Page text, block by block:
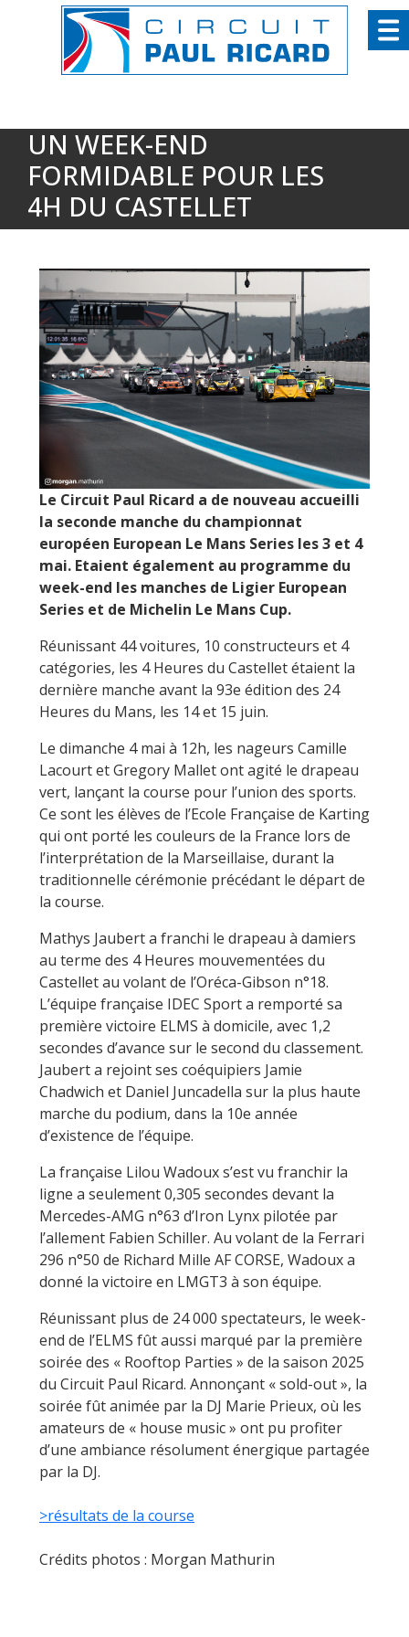
UN WEEK-END
FORMIDABLE POUR LES
4H DU CASTELLET
Le Circuit Paul Ricard a de nouveau accueilli
la seconde manche du championnat
européen European Le Mans Series les 3 et 4
mai. Etaient également au programme du
week-end les manches de Ligier European
Series et de Michelin Le Mans Cup.
Réunissant 44 voitures, 10 constructeurs et 4
catégories, les 4 Heures du Castellet étaient la
dernière manche avant la 93e édition des 24
Heures du Mans, les 14 et 15 juin.
Le dimanche 4 mai à 12h, les nageurs Camille
Lacourt et Gregory Mallet ont agité le drapeau
vert, lançant la course pour l’union des sports.
Ce sont les élèves de l’Ecole Française de Karting
qui ont porté les couleurs de la France lors de
l’interprétation de la Marseillaise, durant la
traditionnelle cérémonie précédant le départ de
la course.
Mathys Jaubert a franchi le drapeau à damiers
au terme des 4 Heures mouvementées du
Castellet au volant de l’Oréca-Gibson n°18.
L’équipe française IDEC Sport a remporté sa
première victoire ELMS à domicile, avec 1,2
secondes d’avance sur le second du classement.
Jaubert a rejoint ses coéquipiers Jamie
Chadwich et Daniel Juncadella sur la plus haute
marche du podium, dans la 10e année
d’existence de l’équipe.
La française Lilou Wadoux s’est vu franchir la
ligne a seulement 0,305 secondes devant la
Mercedes-AMG n°63 d’Iron Lynx pilotée par
l’allement Fabien Schiller. Au volant de la Ferrari
296 n°50 de Richard Mille AF CORSE, Wadoux a
donné la victoire en LMGT3 à son équipe.
Réunissant plus de 24 000 spectateurs, le week-
end de l’ELMS fût aussi marqué par la première
soirée des « Rooftop Parties » de la saison 2025
du Circuit Paul Ricard. Annonçant « sold-out », la
soirée fût animée par la DJ Marie Prieux, où les
amateurs de « house music » ont pu profiter
d’une ambiance résolument énergique partagée
par la DJ.
>résultats de la course
Crédits photos : Morgan Mathurin
Panneau de gestion des cookies